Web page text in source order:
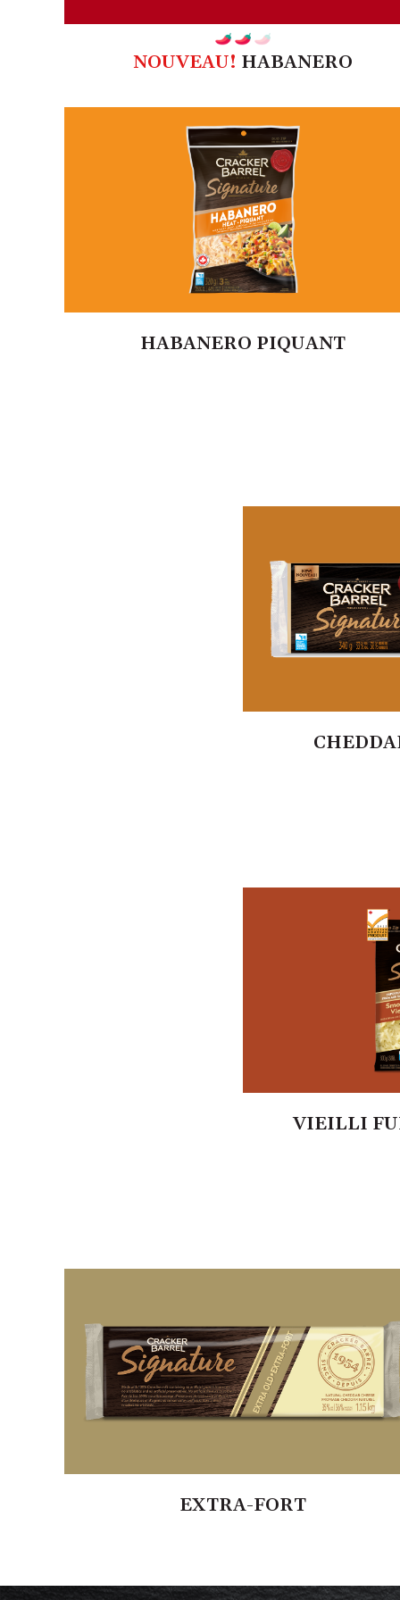
NOUVEAU! HABANERO
HABANERO PIQUANT
VIEILLI
EXTRA-FORT